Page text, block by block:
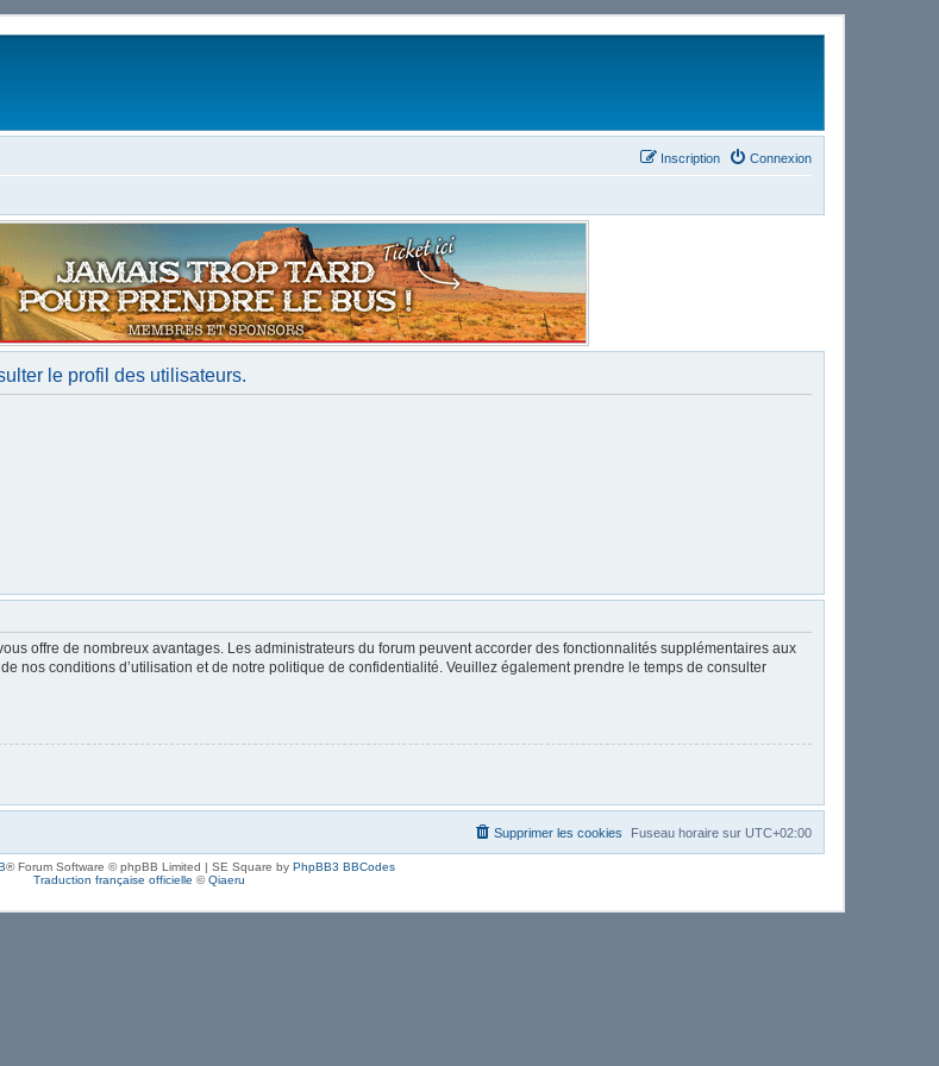
Connexion
Inscription
le profil des utilisateurs.
offre de nombreux avantages. Les administrateurs du forum peuvent accorder des fonctionnalités supplémentaires aux
nos conditions d’utilisation et de notre politique de confidentialité. Veuillez également prendre le temps de consulter
Fuseau horaire sur UTC+02:00
Supprimer les cookies
® Forum Software © phpBB Limited | SE Square by PhpBB3 BBCodes
Traduction française officielle ©Qiaeru